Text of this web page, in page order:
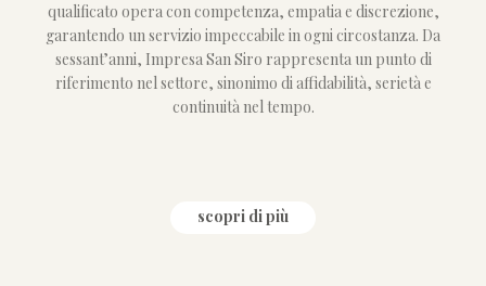
qualificato opera con competenza, empatia e discrezione,
garantendo un servizio impeccabile in ogni circostanza. Da
sessant’anni, Impresa San Siro rappresenta un punto di
riferimento nel settore, sinonimo di affidabilità, serietà e
continuità nel tempo.
scopri di più